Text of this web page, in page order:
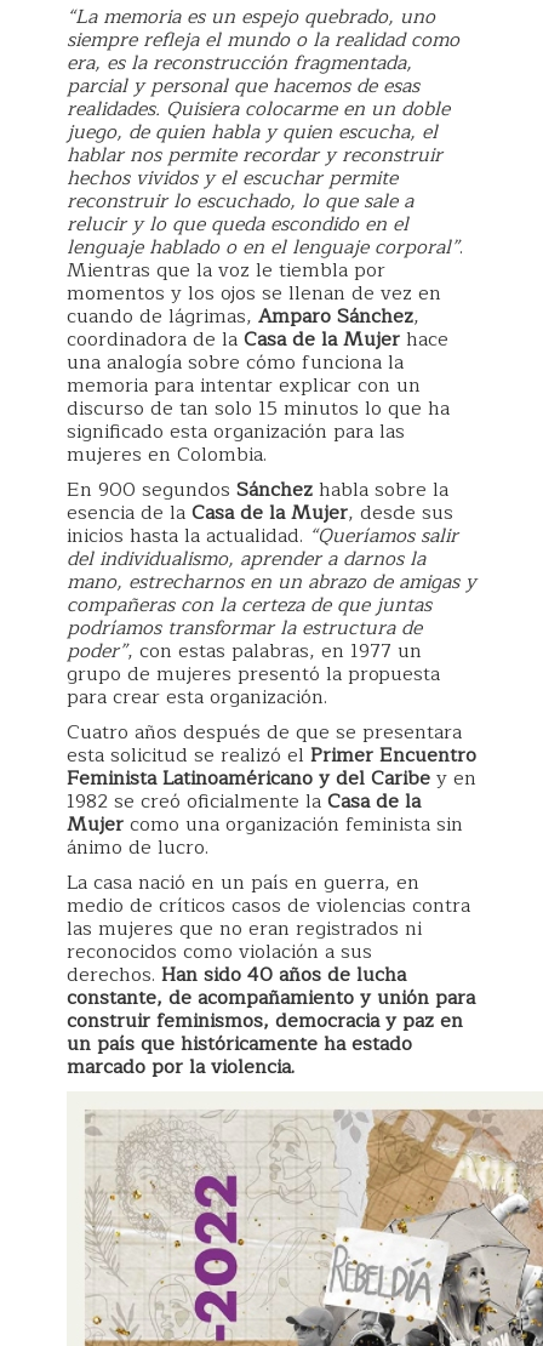
“La memoria es un espejo quebrado, uno
siempre refleja el mundo o la realidad como
era, es la reconstrucción fragmentada,
parcial y personal que hacemos de esas
realidades. Quisiera colocarme en un doble
juego, de quien habla y quien escucha, el
hablar nos permite recordar y reconstruir
hechos vividos y el escuchar permite
reconstruir lo escuchado, lo que sale a
relucir y lo que queda escondido en el
lenguaje hablado o en el lenguaje corporal”.
Mientras que la voz le tiembla por
momentos y los ojos se llenan de vez en
cuando de lágrimas, Amparo Sánchez,
coordinadora de laCasa de la Mujerhace
una analogía sobre cómo funciona la
memoria para intentar explicar con un
discurso de tan solo 15 minutos lo que ha
significado esta organización para las
mujeres en Colombia.
En 900 segundos Sánchezhabla sobre la
esencia de laCasa de la Mujer, desde sus
inicios hasta la actualidad. “Queríamos salir
del individualismo, aprender a darnos la
mano, estrecharnos en un abrazo de amigas y
compañeras con la certeza de que juntas
podríamos transformar la estructura de
poder”, con estas palabras, en 1977 un
grupo de mujeres presentó la propuesta
para crear esta organización.
Cuatro años después de que se presentara
esta solicitud se realizó el Primer Encuentro
Feminista Latinoaméricano y del Caribey en
1982 se creó oficialmente laCasa de la
Mujercomo una organización feminista sin
ánimo de lucro.
La casa nació en un país en guerra, en
medio de críticos casos de violencias contra
las mujeres que no eran registrados ni
reconocidos como violación a sus
derechos. Han sido 40 años de lucha
constante, de acompañamiento y unión para
construir feminismos, democracia y paz en
un país que históricamente ha estado
marcado por la violencia.